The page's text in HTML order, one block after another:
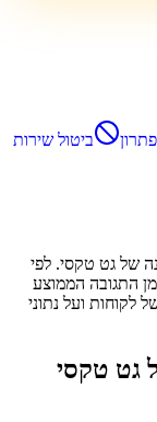
ביטול שירות
של גט טקסי. לפי
לכ-61% מהפניות. זמן התגובה הממוצע
לקוחות ועל נתוני
גט טקסי